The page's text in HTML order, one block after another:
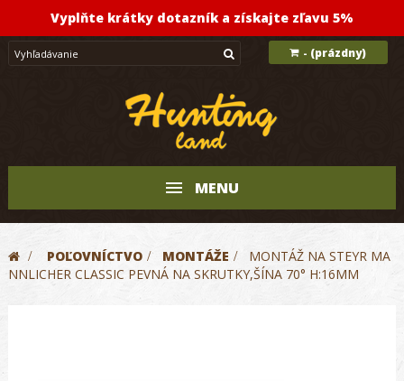
Vyplňte krátky dotazník a získajte zľavu 5%
- (prázdny)
MENU
> POĽOVNÍCTVO > MONTÁŽE >
MONTÁŽ NA STEYR MA
NNLICHER CLASSIC PEVNÁ NA SKRUTKY,ŠÍNA 70° H:16MM